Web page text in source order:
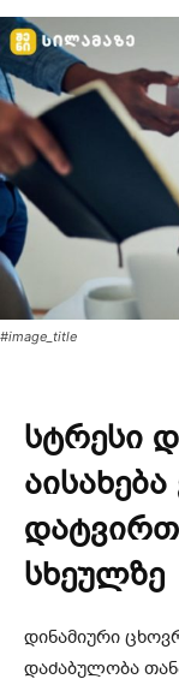
#image_title
სტრესი
სხეულზე
დინამიური
დაძაბულობა